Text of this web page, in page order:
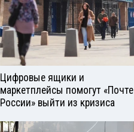
Цифровые ящики и
маркетплейсы помогут «Почте
России» выйти из кризиса